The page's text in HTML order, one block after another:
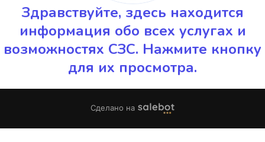
Здравствуйте, здесь находится
информация обо всех услугах и
возможностях СЗС. Нажмите кнопку
для их просмотра.
Сделано на